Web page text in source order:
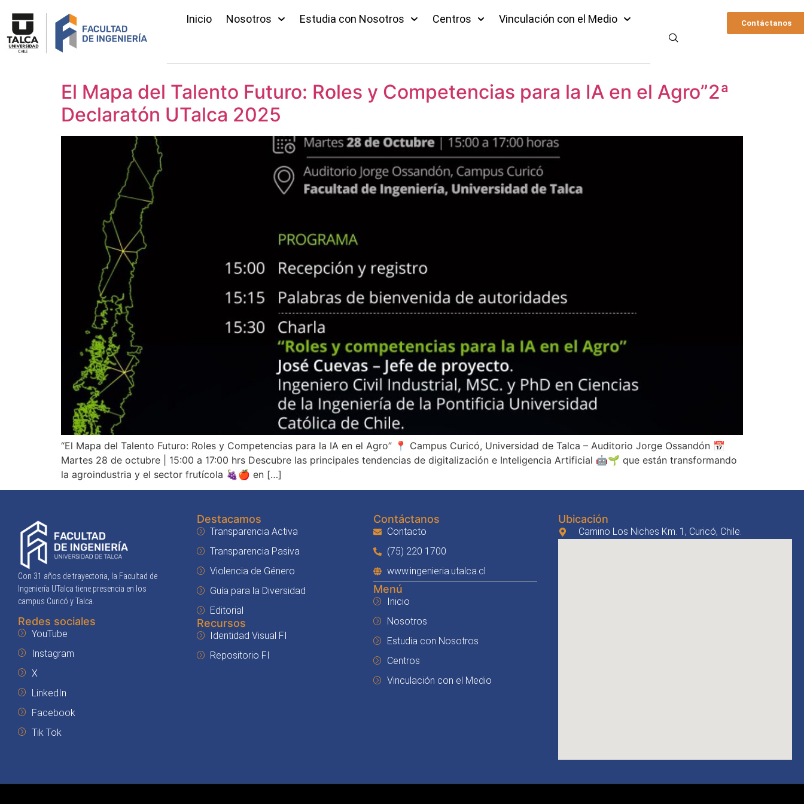
Inicio Nosotros Estudia con Nosotros Centros Vinculación con el Medio Contáctanos
El Mapa del Talento Futuro: Roles y Competencias para la IA en el Agro”2ª
Declaratón UTalca 2025
“El Mapa del Talento Futuro: Roles y Competencias para la IA en el Agro” 📍 Campus Curicó, Universidad de Talca – Auditorio Jorge Ossandón 📅
Martes 28 de octubre | 15:00 a 17:00 hrs Descubre las principales tendencias de digitalización e Inteligencia Artificial 🤖🌱 que están transformando
la agroindustria y el sector frutícola 🍇🍎 en […]
Con 31 años de trayectoria, la Facultad de
Ingeniería UTalca tiene presencia en los
campus Curicó y Talca.
Redes sociales
YouTube
Instagram
X
LinkedIn
Facebook
Tik Tok
Destacamos
Transparencia Activa
Transparencia Pasiva
Violencia de Género
Guía para la Diversidad
Editorial
Recursos
Identidad Visual FI
Repositorio FI
Contáctanos
Contacto
(75) 220 1700
www.ingenieria.utalca.cl
Menú
Inicio
Nosotros
Estudia con Nosotros
Centros
Vinculación con el Medio
Ubicación
Camino Los Niches Km. 1, Curicó, Chile.